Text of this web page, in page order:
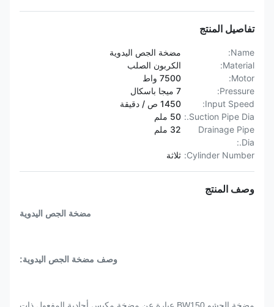
تفاصيل المنتج
Name:
مضخة الجص اليدوية
Material:
الكربون الصلب
Motor:
7500 واط
Pressure:
Input Speed:
1450 ص / دقيقة
Suction Pipe Dia.:
50 ملم
Drainage Pipe
32 ملم
Cylinder Number: ثلاثة
وصف المنتج
مضخة الجص اليدوية
وصف مضخة الجص اليدوية: